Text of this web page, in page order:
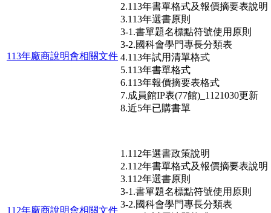
113年廠商說明會相關文件
2.113年書單格式及報價摘要表說明
3.113年選書原則
3-1.書單題名標點符號使用原則
3-2.國科會學門專長分類表
4.113年試用清單格式
5.113年書單格式
6.113年報價摘要表格式
7.成員館IP表(77館)_1121030更新
8.近5年已購書單
112年廠商說明會相關文件
1.112年選書政策說明
2.112年書單格式及報價摘要表說明
3.112年選書原則
3-1.書單題名標點符號使用原則
3-2.國科會學門專長分類表